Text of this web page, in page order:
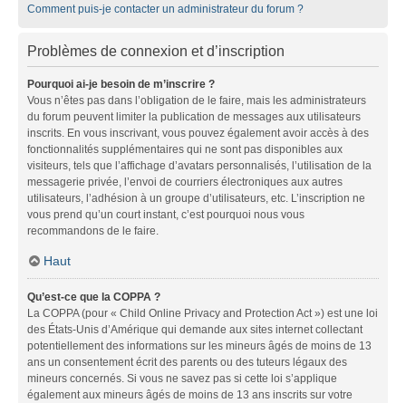
Comment puis-je contacter un administrateur du forum ?
Problèmes de connexion et d’inscription
Pourquoi ai-je besoin de m’inscrire ?
Vous n’êtes pas dans l’obligation de le faire, mais les administrateurs
du forum peuvent limiter la publication de messages aux utilisateurs
inscrits. En vous inscrivant, vous pouvez également avoir accès à des
fonctionnalités supplémentaires qui ne sont pas disponibles aux
visiteurs, tels que l’affichage d’avatars personnalisés, l’utilisation de la
messagerie privée, l’envoi de courriers électroniques aux autres
utilisateurs, l’adhésion à un groupe d’utilisateurs, etc. L’inscription ne
vous prend qu’un court instant, c’est pourquoi nous vous
recommandons de le faire.
Haut
Qu’est-ce que la COPPA ?
La COPPA (pour « Child Online Privacy and Protection Act ») est une loi
des États-Unis d’Amérique qui demande aux sites internet collectant
potentiellement des informations sur les mineurs âgés de moins de 13
ans un consentement écrit des parents ou des tuteurs légaux des
mineurs concernés. Si vous ne savez pas si cette loi s’applique
également aux mineurs âgés de moins de 13 ans inscrits sur votre